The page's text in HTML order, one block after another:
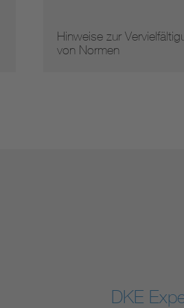
Hinweise zur
von Normen
DKE